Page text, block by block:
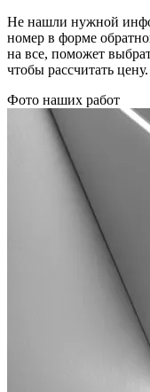
Не нашли нужной
номер в форме
на все, поможет
чтобы рассчитать цену.
Фото наших работ